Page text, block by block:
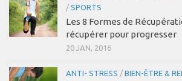
Coaching Entreprise & Entreprenariat
Coaching Ergonomique
Coaching Mental
Coaching Sportif
/ SPORTS
Les 8 Formes de
récupérer pour progresser
20 JAN, 2016
ANTI- STRESS / BIEN-ÊTRE &